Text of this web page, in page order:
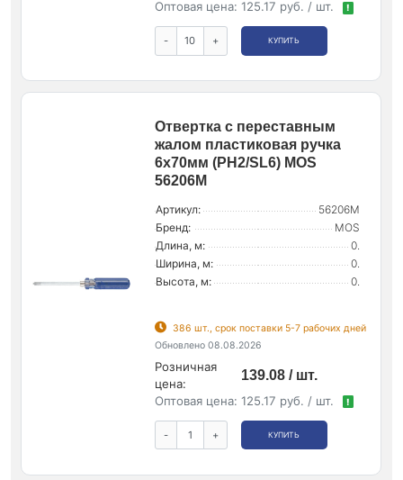
Оптовая цена: 125.17 руб. / шт. !
- + КУПИТЬ
Отвертка с переставным
жалом пластиковая ручка
6х70мм (PH2/SL6) MOS
56206М
Артикул:
56206М
Бренд:
MOS
Длина, м:
0.
Ширина, м:
0.
Высота, м:
0.
386 шт., срок поставки 5-7 рабочих дней
Обновлено 08.08.2026
Розничная
цена:
139.08 / шт.
Оптовая цена: 125.17 руб. / шт. !
- + КУПИТЬ